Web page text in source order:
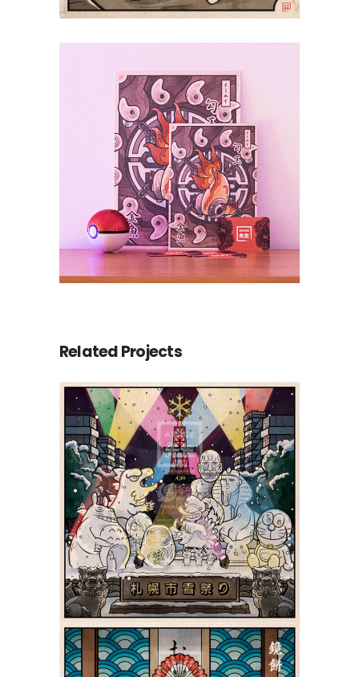
Related Projects
Le Yuki Matsuri de
Sapporo 札幌市雪祭り |
Shiki 四季
PokeUkiyoe